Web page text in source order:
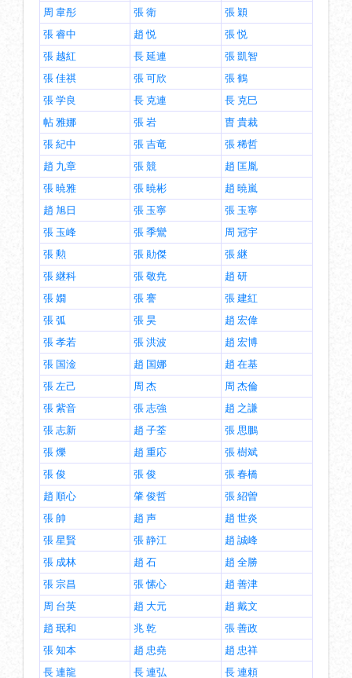
周 韋彤
張 衛
張 穎
張 睿中
趙 悦
張 悦
張 越紅
長 延連
張 凱智
張 佳祺
張 可欣
張 鶴
張 学良
長 克連
長 克巳
帖 雅娜
張 岩
曺 貴裁
張 紀中
張 吉竜
張 稀哲
趙 九章
張 競
趙 匡胤
張 暁雅
張 暁彬
趙 暁嵐
趙 旭日
張 玉寧
張 玉寧
張 玉峰
張 季鸞
周 冠宇
張 勲
張 勛傑
張 継
張 継科
張 敬尭
趙 研
張 嫺
張 謇
張 建紅
張 弧
張 昊
趙 宏偉
張 孝若
張 洪波
趙 宏博
張 国淦
趙 国娜
趙 在基
張 左己
周 杰
周 杰倫
張 紫音
張 志強
趙 之謙
張 志新
趙 子荃
張 思鵬
張 爍
趙 重応
張 樹斌
張 俊
張 俊
張 春橋
趙 順心
肇 俊哲
張 紹曽
張 帥
趙 声
趙 世炎
張 星賢
張 静江
趙 誠峰
張 成林
趙 石
趙 全勝
張 宗昌
張 愫心
趙 善津
周 台英
趙 大元
趙 戴文
趙 珉和
兆 乾
張 善政
張 知本
趙 忠堯
趙 忠祥
長 連龍
長 連弘 長 連頼